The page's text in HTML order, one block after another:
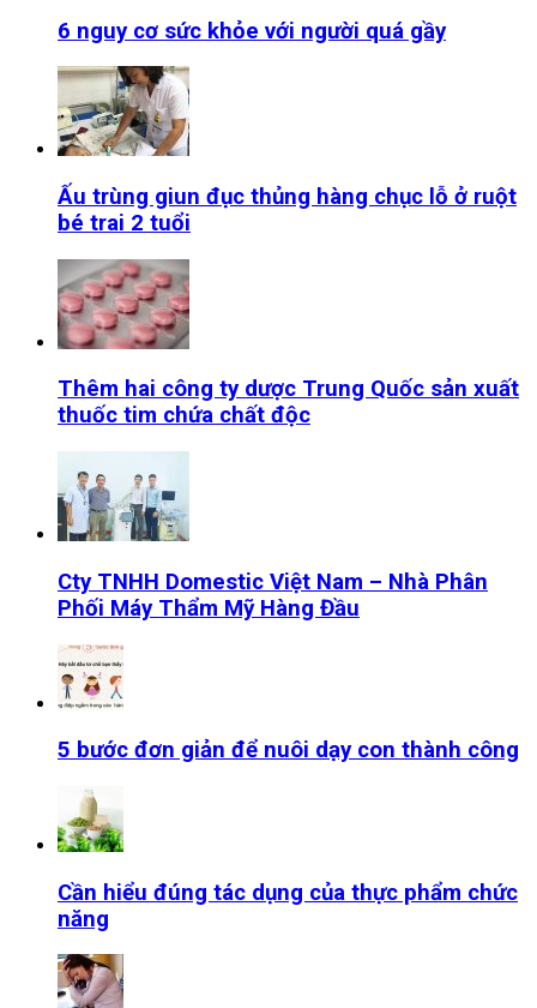
6 nguy cơ sức khỏe với người quá gầy
Ấu trùng giun đục thủng hàng chục lỗ ở ruột
bé trai 2 tuổi
Thêm hai công ty dược Trung Quốc sản xuất
thuốc tim chứa chất độc
Cty TNHH Domestic Việt Nam – Nhà Phân
Phối Máy Thẩm Mỹ Hàng Đầu
5 bước đơn giản để nuôi dạy con thành công
Cần hiểu đúng tác dụng của thực phẩm chức
năng